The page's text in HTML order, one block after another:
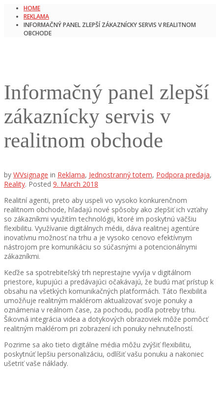
HOME
REKLAMA
INFORMAČNÝ PANEL ZLEPŠÍ ZÁKAZNÍCKY SERVIS V REALITNOM
OBCHODE
Informačný panel zlepší
zákaznícky servis v
realitnom obchode
by WVsignage in Reklama, Jednostranný totem, Podpora predaja,
Reality. Posted 9. March 2018
Realitní agenti, preto aby uspeli vo vysoko konkurenčnom
realitnom obchode, hľadajú nové spôsoby ako zlepšiť ich vzťahy
so zákazníkmi využitím technológii, ktoré im poskytnú väčšiu
flexibilitu. Využívanie digitálnych médii, dáva realitnej agentúre
inovatívnu možnosť na trhu a je vysoko cenovo efektívnym
nástrojom pre komunikáciu so súčasnými a potencionálnymi
zákazníkmi.
Keďže sa spotrebiteľský trh neprestajne vyvíja v digitálnom
priestore, kupujúci a predávajúci očakávajú, že budú mať prístup k
obsahu na všetkých komunikačných platformách. Táto flexibilita
umožňuje realitným maklérom aktualizovať svoje ponuky a
oznámenia v reálnom čase, za pochodu, podľa potreby trhu.
Šikovná integrácia videa a dotykových obrazoviek môže pomôcť
realitným maklérom pri zobrazení ich ponuky nehnuteľností.
Pozrime sa ako tieto digitálne média môžu zvýšiť flexibilitu,
poskytnúť lepšiu personalizáciu, odlíšiť vašu ponuku a nakoniec
ušetriť vaše náklady.